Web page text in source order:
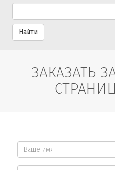
Найти
ЗАКАЗАТЬ
Ваше